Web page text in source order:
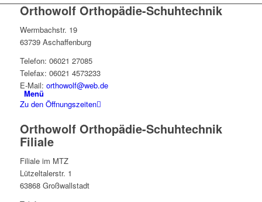
Menü
Orthowolf Orthopädie-Schuhtechnik
Wermbachstr. 19
63739 Aschaffenburg
Telefon: 06021 27085
Telefax: 06021 4573233
E-Mail: orthowolf@web.de
Zu den Öffnungszeiten
Orthowolf Orthopädie-Schuhtechnik
Filiale
Filiale im MTZ
Lützeltalerstr. 1
63868 Großwallstadt